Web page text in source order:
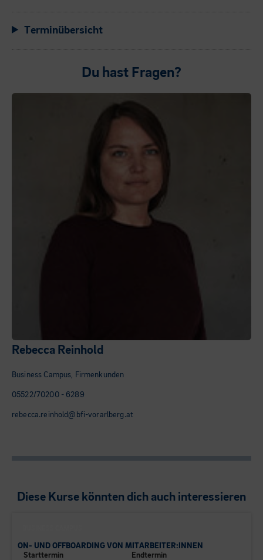
Terminübersicht
Du hast Fragen?
Rebecca Reinhold
Business Campus, Firmenkunden
05522/70200 - 6289
rebecca.reinhold@bfi-vorarlberg.at
Diese Kurse könnten dich auch interessieren
ON- UND OFFBOARDING VON MITARBEITER:INNEN
Starttermin
Endtermin